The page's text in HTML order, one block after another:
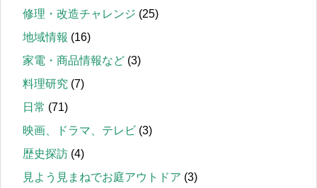
修理・改造チャレンジ (25)
地域情報 (16)
家電・商品情報など (3)
料理研究 (7)
日常 (71)
映画、ドラマ、テレビ (3)
歴史探訪 (4)
見よう見まねでお庭アウトドア (3)